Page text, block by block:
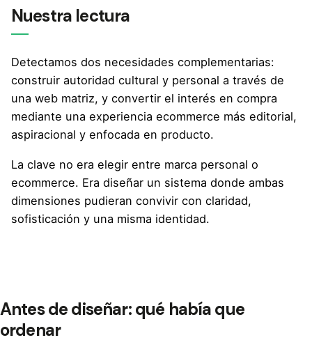
Nuestra lectura
Detectamos dos necesidades complementarias:
construir autoridad cultural y personal a través de
una web matriz, y convertir el interés en compra
mediante una experiencia ecommerce más editorial,
aspiracional y enfocada en producto.
La clave no era elegir entre marca personal o
ecommerce. Era diseñar un sistema donde ambas
dimensiones pudieran convivir con claridad,
sofisticación y una misma identidad.
Antes de diseñar: qué había que
ordenar